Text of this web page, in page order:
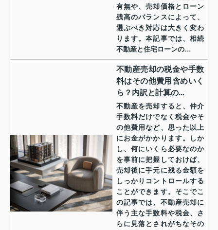
有無や、売却価格とローン
残高のバランスによって、
選ぶべき対応は大きく変わ
ります。本記事では、相続
不動産と住宅ローンの...
不動産売却の税金や手数
料はその他費用含めいく
ら？内訳と計算の...
不動産を売却すると、仲介
手数料だけでなく税金やそ
の他費用など、思った以上
にお金がかかります。しか
し、何にいくら必要なのか
を事前に把握しておけば、
売却後に手元に残る金額を
しっかりコントロールする
ことができます。そこでこ
の記事では、不動産売却に
伴う主な手数料や税金、さ
らに見落とされがちなその